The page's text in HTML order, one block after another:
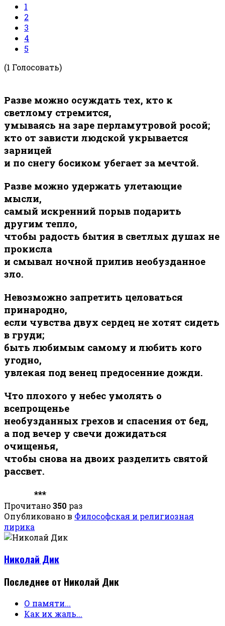
1
2
3
4
5
(1 Голосовать)
Разве можно осуждать тех, кто к
светлому стремится,
умываясь на заре перламутровой росой;
кто от зависти людской укрывается
зарницей
и по снегу босиком убегает за мечтой.
Разве можно удержать улетающие
мысли,
самый искренний порыв подарить
другим тепло,
чтобы радость бытия в светлых душах не
прокисла
и смывал ночной прилив необузданное
зло.
Невозможно запретить целоваться
принародно,
если чувства двух сердец не хотят сидеть
в груди;
быть любимым самому и любить кого
угодно,
увлекая под венец предосенние дожди.
Что плохого у небес умолять о
всепрощенье
необузданных грехов и спасения от бед,
а под вечер у свечи дожидаться
очищенья,
чтобы снова на двоих разделить святой
рассвет.
***
Прочитано350 раз
Опубликовано в Философская и религиозная
лирика
Николай Дик
Последнее от Николай Дик
О памяти...
Как их жаль...